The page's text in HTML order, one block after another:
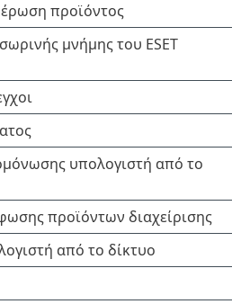
προϊόντος
μνήμης του ESET
υπολογιστή από το
προϊόντων διαχείρισης
από το δίκτυο